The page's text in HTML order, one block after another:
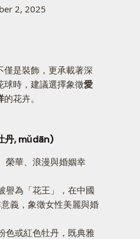
2, 2025
是裝飾，更承載著深
球時，建議選擇象徵愛
的花卉。
丹, mǔdān)
榮華、浪漫與婚姻幸
譽為「花王」，在中國
義，象徵女性美麗與婚
色或紅色牡丹，既典雅